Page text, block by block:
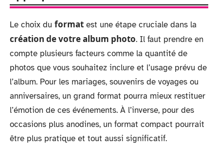
Le choix du format est une étape cruciale dans la
création de votre album photo. Il faut prendre en
compte plusieurs facteurs comme la quantité de
photos que vous souhaitez inclure et l’usage prévu de
l’album. Pour les mariages, souvenirs de voyages ou
anniversaires, un grand format pourra mieux restituer
l’émotion de ces événements. À l’inverse, pour des
occasions plus anodines, un format compact pourrait
être plus pratique et tout aussi significatif.